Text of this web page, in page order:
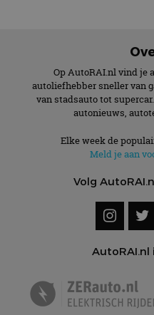
Op AutoRAI.nl vind je
autoliefhebber sneller van
van stadsauto tot supercar.
autonieuws,
Elke week de
Meld je aan
Volg
AutoRAI.nl